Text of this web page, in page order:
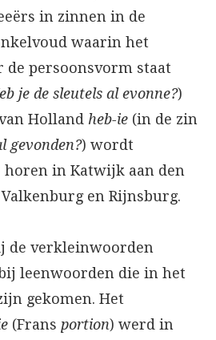
in zinnen in de
waarin het
de persoonsvorm staat
je de sleutels al evonne?)
Holland heb-ie (in de zin
gevonden?) wordt
horen in Katwijk aan den
en Rijnsburg.
de verkleinwoorden
leenwoorden die in het
gekomen. Het
(Frans portion) werd in